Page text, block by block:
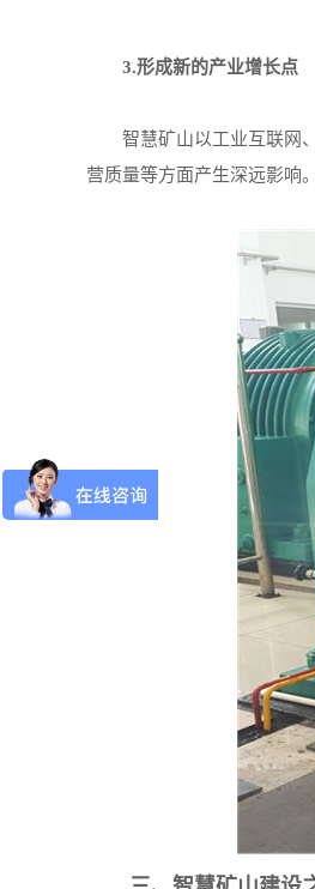
3.形成新的产业增长点
智慧矿山以工业互联网、
营质量等方面产生深远影响。